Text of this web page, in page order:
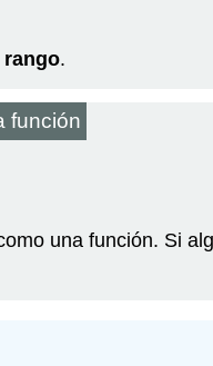
rango.
función
una función. Si